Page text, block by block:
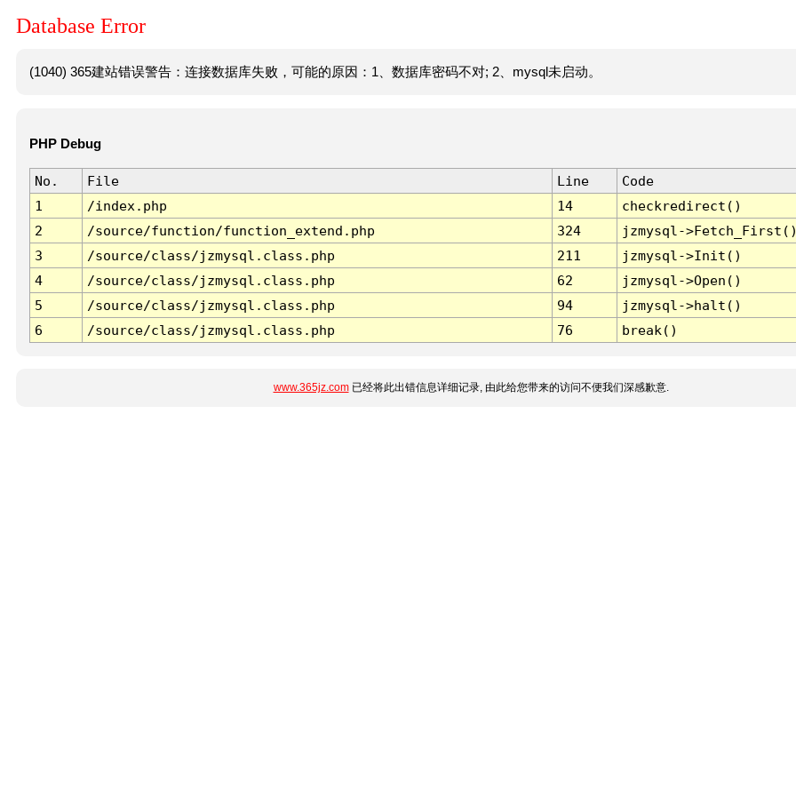
Database Error
(1040) 365建站错误警告：连接数据库失败，可能的原因：1、数据库密码不对; 2、mysql未启动。
PHP Debug
No. File Line
Code
1
/index.php 14
checkredirect()
2
/source/function/function_extend.php 324
jzmysql-
3
/source/class/jzmysql.class.php 211
jzmysql->Init()
4
/source/class/jzmysql.class.php 62
jzmysql->Open()
5
/source/class/jzmysql.class.php 94
jzmysql->halt()
6
/source/class/jzmysql.class.php 76 break()
www.365jz.com已经将此出错信息详细记录, 由此给您带来的访问不便我们深感歉意.